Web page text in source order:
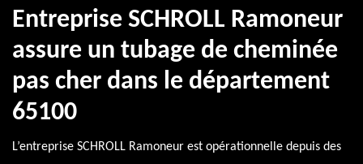
Entreprise SCHROLL Ramoneur
assure un tubage de cheminée
pas cher dans le département
65100
L’entreprise SCHROLL Ramoneur est opérationnelle depuis des